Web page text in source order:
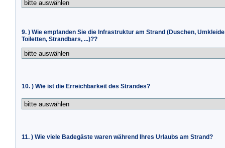
9. ) Wie empfanden Sie die Infrastruktur am Strand (Duschen,
Toiletten, Strandbars, ...)??
10. ) Wie ist die Erreichbarkeit des Strandes?
11. ) Wie viele Badegäste waren während Ihres Urlaubs am Strand?